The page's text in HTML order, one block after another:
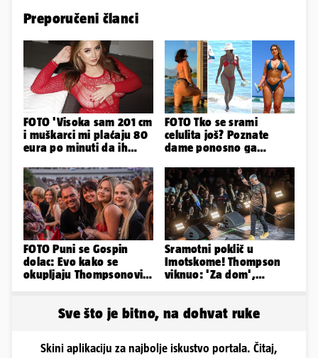
Preporučeni članci
FOTO 'Visoka sam 201 cm
i muškarci mi plaćaju 80
eura po minuti da ih
FOTO Tko se srami
celulita još? Poznate
dame ponosno ga
obline
FOTO Puni se Gospin
dolac: Evo kako se
okupljaju Thompsonovi
Sramotni poklič u
Imotskome! Thompson
viknuo: 'Za dom',
Sve što je bitno, na dohvat ruke
Skini aplikaciju za najbolje iskustvo portala. Čitaj,